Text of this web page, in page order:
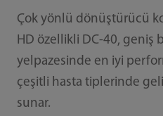
Çok yönlü dönüştürücü
HD özellikli DC-40, geniş
yelpazesinde en iyi
çeşitli hasta tiplerinde
sunar.